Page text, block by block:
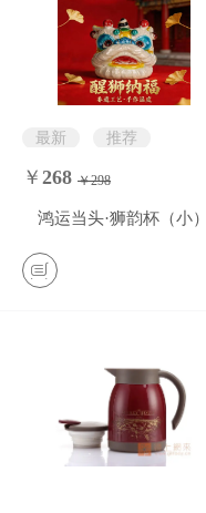
最新 推荐
￥ 268 ￥298
条评价
鸿运当头·狮韵杯（小）